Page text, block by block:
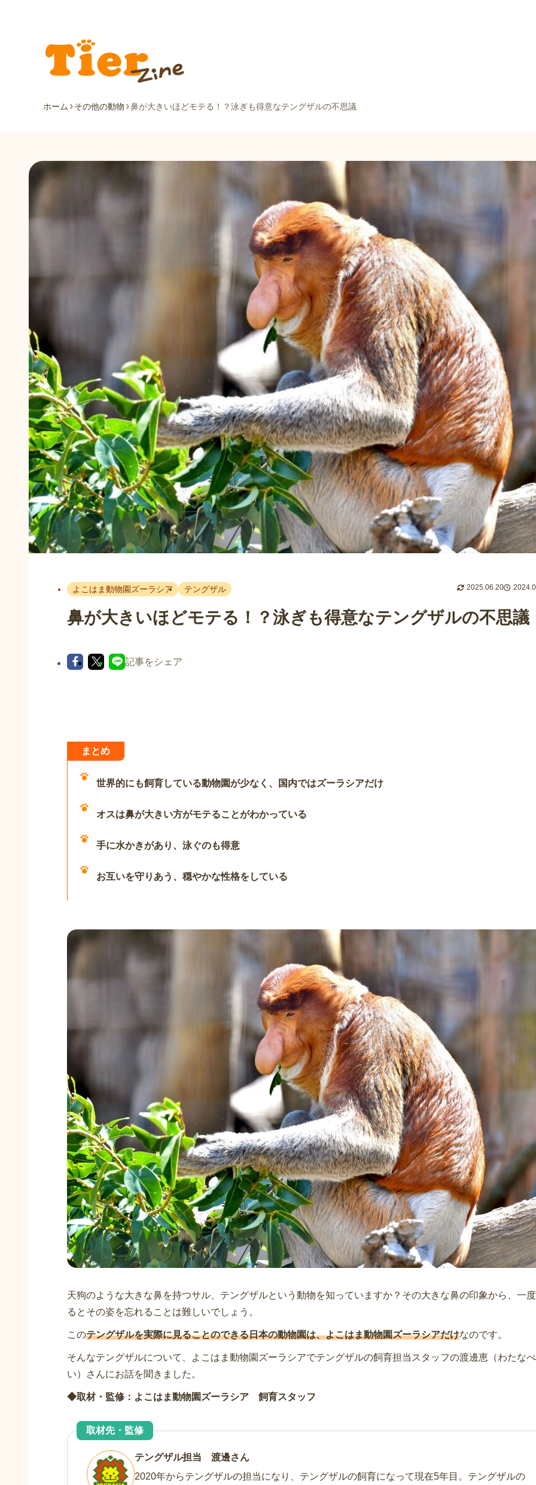
ホーム その他の動物 鼻が大きいほどモテる！？泳ぎも得意なテングザルの不思議
よこはま動物園ズーラシア テングザル 2025.06.20
鼻が大きいほどモテる！？泳ぎも得意なテングザルの不思議
記事をシェア
まとめ
世界的にも飼育している動物園が少なく、国内ではズーラシアだけ
オスは鼻が大きい方がモテることがわかっている
手に水かきがあり、泳ぐのも得意
お互いを守りあう、穏やかな性格をしている
天狗のような大きな鼻を持つサル、テングザルという動物を知っていますか？その大きな鼻の印象から、一
るとその姿を忘れることは難しいでしょう。
このテングザルを実際に見ることのできる日本の動物園は、よこはま動物園ズーラシアだけなのです。
そんなテングザルについて、よこはま動物園ズーラシアでテングザルの飼育担当スタッフの渡邊恵（わたな
い）さんにお話を聞きました。
◆取材・監修： よこはま動物園ズーラシア 飼育スタッフ
取材先・監修
テングザル担当 渡邊さん
2020年からテングザルの担当になり、テングザルの飼育になって現在5年目。テングザルの